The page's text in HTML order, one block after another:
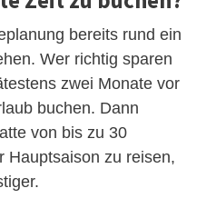
bereits rund ein
Wer richtig sparen
zwei Monate vor
buchen. Dann
von bis zu 30
Hauptsaison zu reisen,